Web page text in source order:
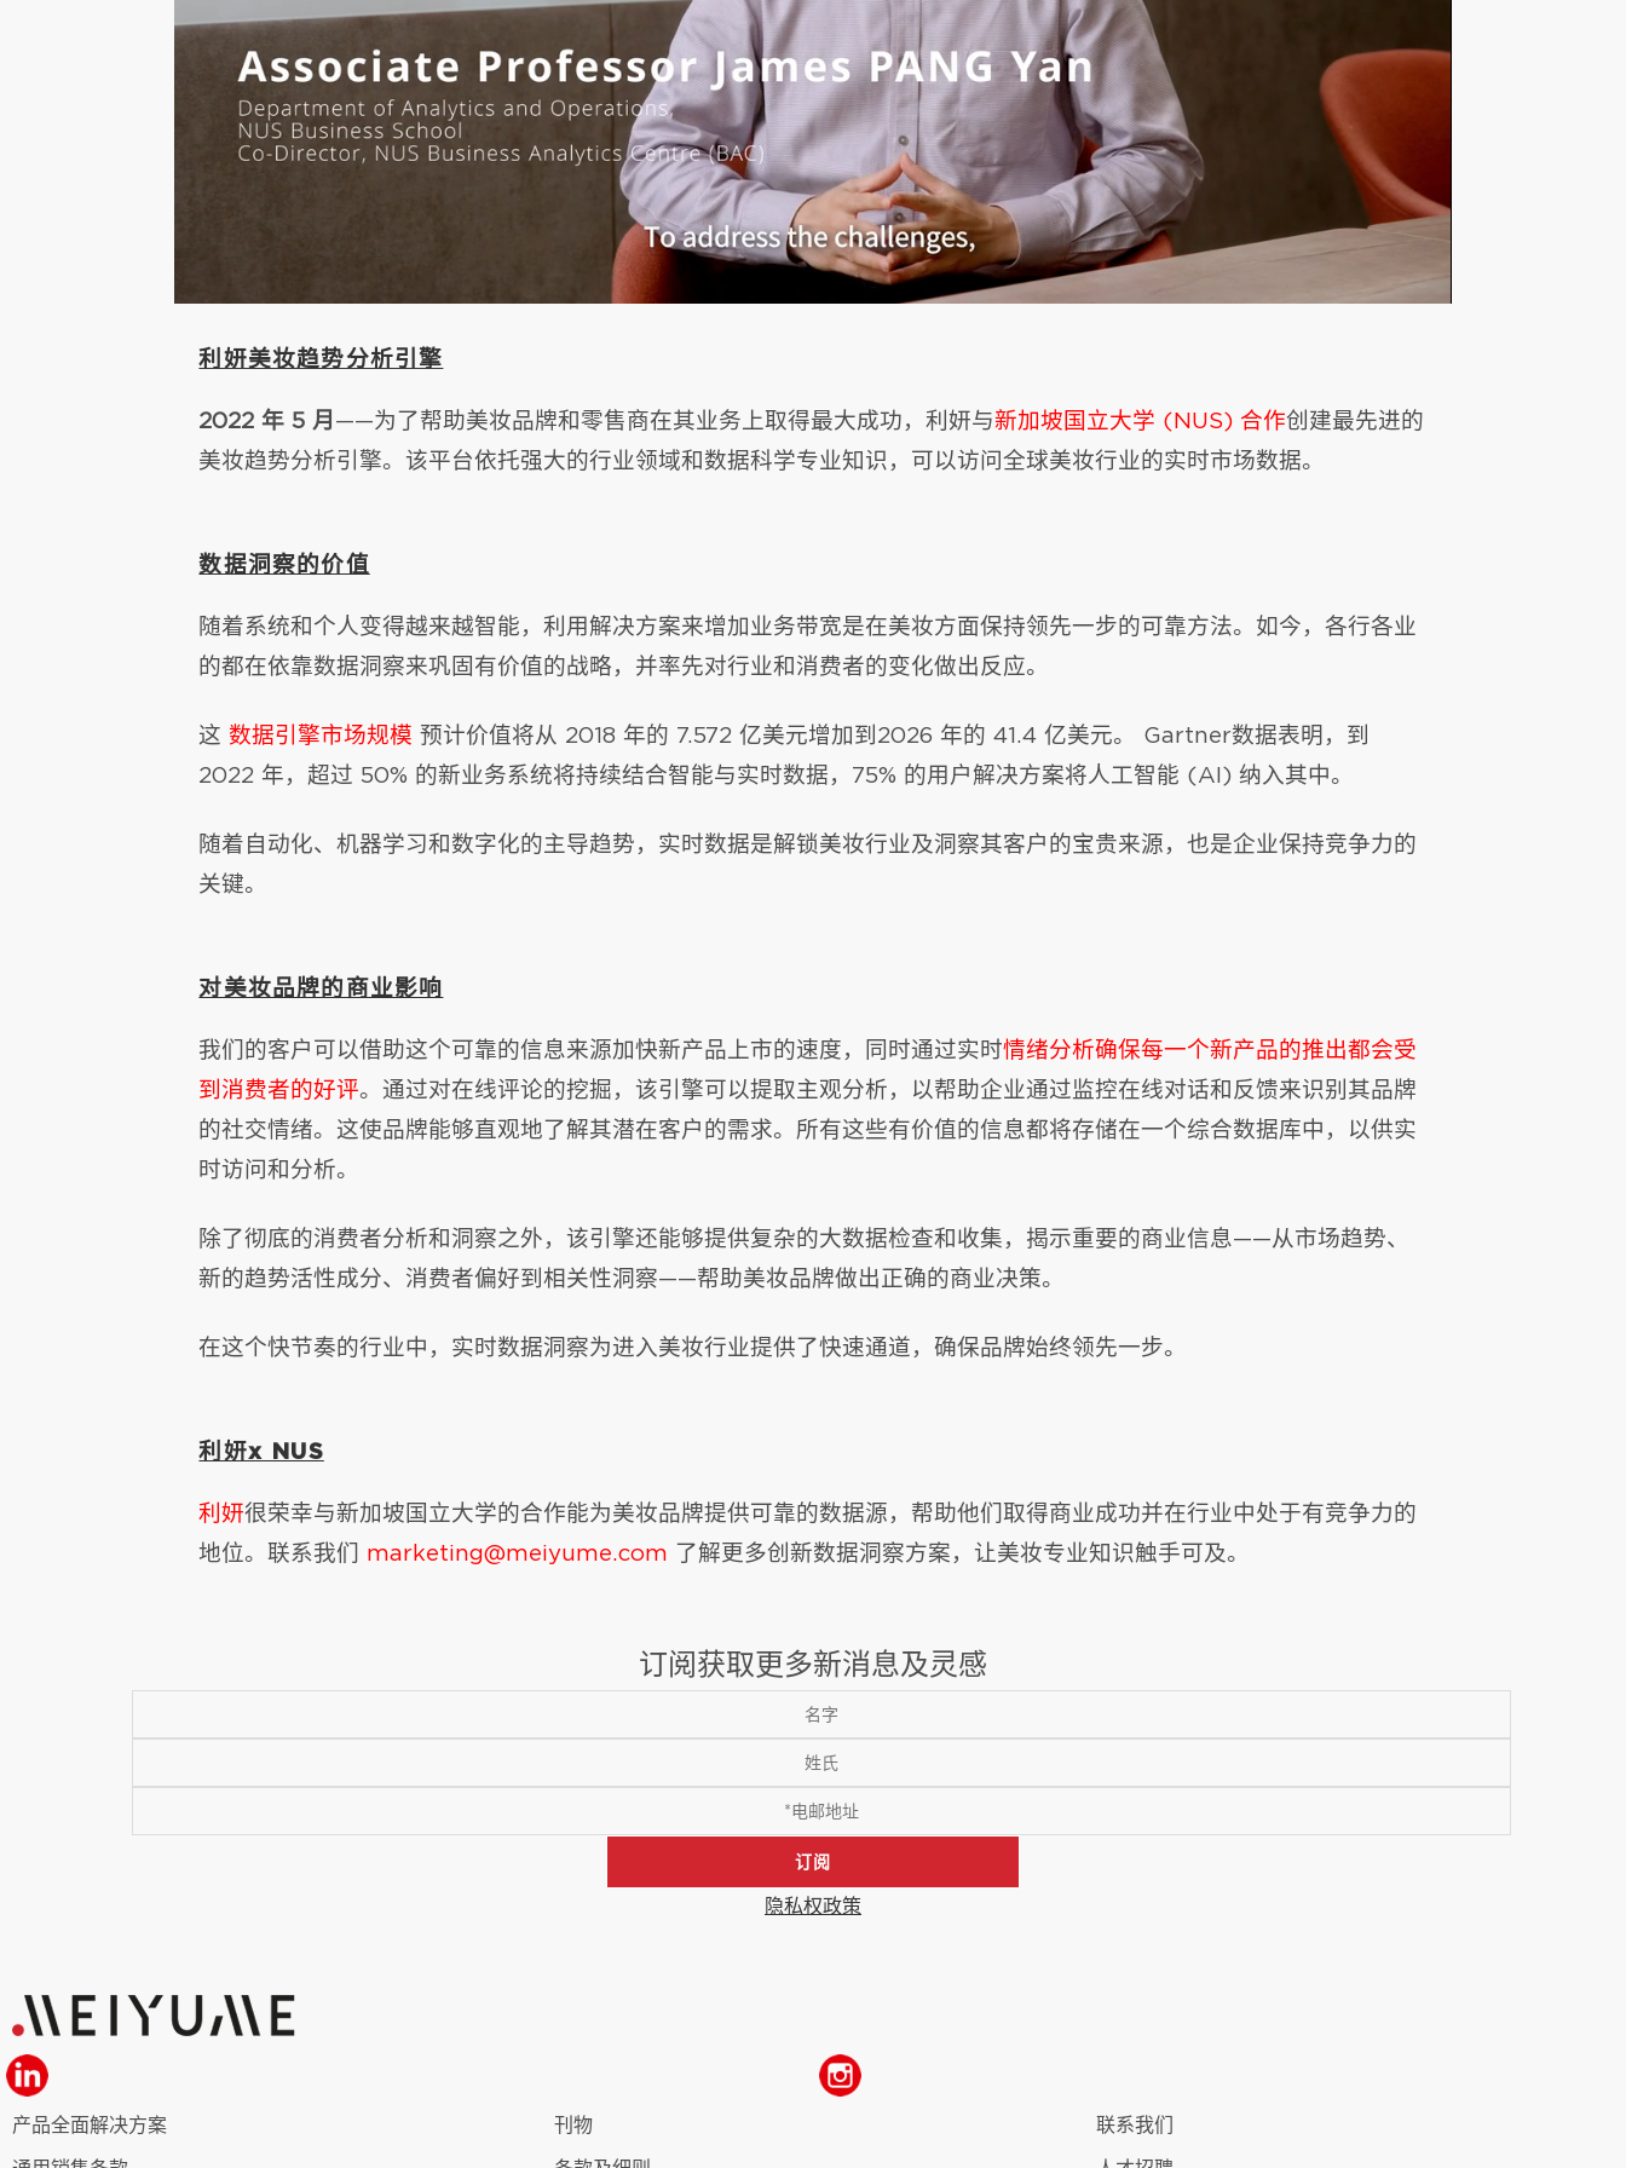
利妍美妆趋势分析引擎
2022 年 5 月 ——为了帮助美妆品牌和零售商在其业务上取得最大成功，利妍与新加坡国立大学 (NUS) 合作创建最先进的
美妆趋势分析引擎。该平台依托强大的行业领域和数据科学专业知识，可以访问全球美妆行业的实时市场数据。
数据洞察的价值
随着系统和个人变得越来越智能，利用解决方案来增加业务带宽是在美妆方面保持领先一步的可靠方法。如今，各行各业
的都在依靠数据洞察来巩固有价值的战略，并率先对行业和消费者的变化做出反应。
这 数据引擎市场规模 预计价值将从 2018 年的 7.572 亿美元增加到2026 年的 41.4 亿美元。 Gartner数据表明，到
2022 年，超过 50% 的新业务系统将持续结合智能与实时数据，75% 的用户解决方案将人工智能 (AI) 纳入其中。
随着自动化、机器学习和数字化的主导趋势，实时数据是解锁美妆行业及洞察其客户的宝贵来源，也是企业保持竞争力的
关键。
对美妆品牌的商业影响
我们的客户可以借助这个可靠的信息来源加快新产品上市的速度，同时通过实时情绪分析确保每一个新产品的推出都会受
到消费者的好评。通过对在线评论的挖掘，该引擎可以提取主观分析，以帮助企业通过监控在线对话和反馈来识别其品牌
的社交情绪。这使品牌能够直观地了解其潜在客户的需求。所有这些有价值的信息都将存储在一个综合数据库中，以供实
时访问和分析。
除了彻底的消费者分析和洞察之外，该引擎还能够提供复杂的大数据检查和收集，揭示重要的商业信息——从市场趋势、
新的趋势活性成分、消费者偏好到相关性洞察——帮助美妆品牌做出正确的商业决策。
在这个快节奏的行业中，实时数据洞察为进入美妆行业提供了快速通道，确保品牌始终领先一步。
利妍x NUS
利妍很荣幸与新加坡国立大学的合作能为美妆品牌提供可靠的数据源，帮助他们取得商业成功并在行业中处于有竞争力的
地位。联系我们 marketing@meiyume.com 了解更多创新数据洞察方案，让美妆专业知识触手可及。
订阅获取更多新消息及灵感
订阅
隐私权政策
产品全面解决方案
刊物
联系我们